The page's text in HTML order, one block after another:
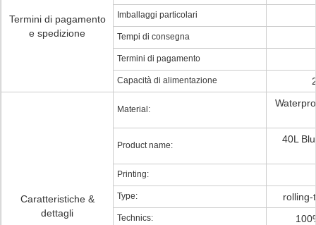
Termini di pagamento
e spedizione
Imballaggi particolari
Tempi di consegna
Termini di pagamento
Capacità di alimentazione
Caratteristiche &
dettagli
Material:
Product name:
40L
Printing:
Type:
Technics: